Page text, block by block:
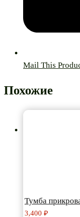
Mail This
Похожие
Тумба
3,400 ₽